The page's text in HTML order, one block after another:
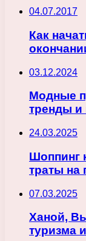
04.07.2017
Как
03.12.2024
Модные
тренды и
24.03.2025
Шоппинг
траты на
07.03.2025
Ханой,
туризма